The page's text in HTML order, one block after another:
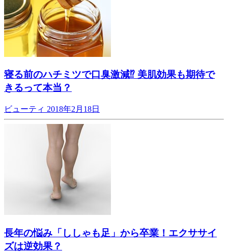
寝る前のハチミツで口臭激減⁉︎ 美肌効果も期待で
きるって本当？
ビューティ 2018年2月18日
長年の悩み「ししゃも足」から卒業！エクササイ
ズは逆効果？